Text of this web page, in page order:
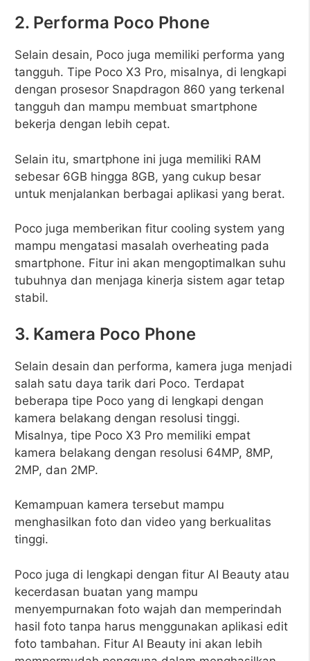
2. Performa Poco Phone
Selain desain, Poco juga memiliki performa yang
tangguh. Tipe Poco X3 Pro, misalnya, di lengkapi
dengan prosesor Snapdragon 860 yang terkenal
tangguh dan mampu membuat smartphone
bekerja dengan lebih cepat.
Selain itu, smartphone ini juga memiliki RAM
sebesar 6GB hingga 8GB, yang cukup besar
untuk menjalankan berbagai aplikasi yang berat.
Poco juga memberikan fitur cooling system yang
mampu mengatasi masalah overheating pada
smartphone. Fitur ini akan mengoptimalkan suhu
tubuhnya dan menjaga kinerja sistem agar tetap
stabil.
3. Kamera Poco Phone
Selain desain dan performa, kamera juga menjadi
salah satu daya tarik dari Poco. Terdapat
beberapa tipe Poco yang di lengkapi dengan
kamera belakang dengan resolusi tinggi.
Misalnya, tipe Poco X3 Pro memiliki empat
kamera belakang dengan resolusi 64MP, 8MP,
2MP, dan 2MP.
Kemampuan kamera tersebut mampu
menghasilkan foto dan video yang berkualitas
tinggi.
Poco juga di lengkapi dengan fitur AI Beauty atau
kecerdasan buatan yang mampu
menyempurnakan foto wajah dan memperindah
hasil foto tanpa harus menggunakan aplikasi edit
foto tambahan. Fitur AI Beauty ini akan lebih